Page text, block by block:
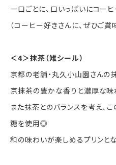
一口ごとに、口いっぱいにコー
（コーヒー好きさんに、ぜひご賞
＜4＞抹茶（雉シール）
京都の老舗・丸久小山園さんの
京抹茶の豊かな香りと濃厚な味
また抹茶とのバランスを考え、
糖を使用◎
和の味わいが楽しめるプリンと